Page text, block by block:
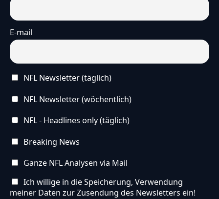
E-mail
NFL Newsletter (täglich)
NFL Newsletter (wöchentlich)
NFL - Headlines only (täglich)
Breaking News
Ganze NFL Analysen via Mail
Ich willige in die Speicherung, Verwendung
meiner Daten zur Zusendung des Newsletters ein!